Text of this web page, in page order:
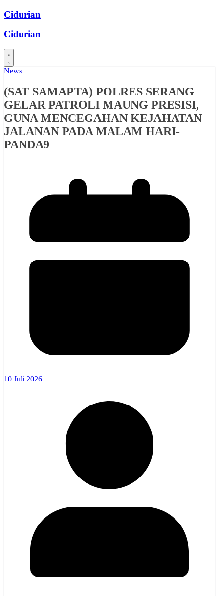
Skip
content
Cidurian
Cidurian
News
(SAT SAMAPTA) POLRES SERANG
GELAR PATROLI MAUNG PRESISI,
GUNA MENCEGAHAN KEJAHATAN
JALANAN PADA MALAM HARI-
PANDA9
10 Juli 2026